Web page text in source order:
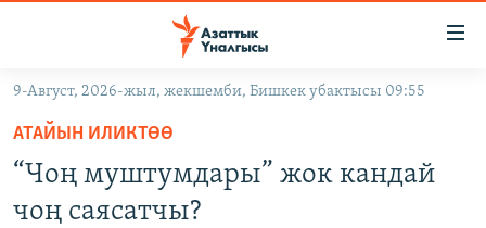
Навигацияга
өтүңүз
Издөөгө
салыңыз
ЖАҢЫЛЫКТАР
КЫРГЫЗСТАН
КЫРГЫЗСТАН
ДҮЙНӨ
9-Август, 2026-жыл, жекшемби, Бишкек убактысы 09:55
АТАЙЫН ИЛИКТӨӨ
“Чоң муштумдары” жок кандай
чоң саясатчы?